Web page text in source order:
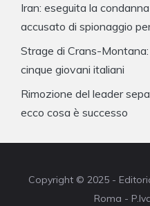
Iran: eseguita la
accusato di spionaggio
Strage di Crans-
cinque giovani italiani
Rimozione del leader
ecco cosa è successo
Copyright © 2025 -
Roma -